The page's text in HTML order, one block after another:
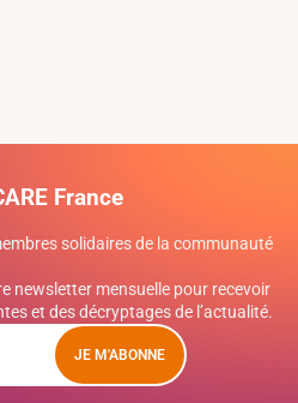
France
solidaires de la communauté
newsletter mensuelle pour recevoir
et des décryptages de l’actualité.
JE M'ABONNE